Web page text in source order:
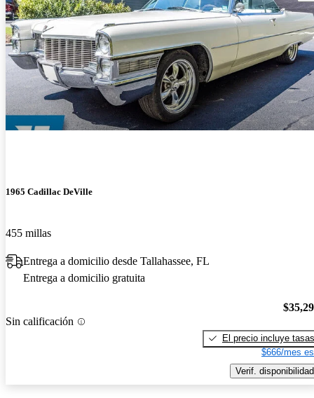
1965 Cadillac DeVille
455 millas
Entrega a domicilio desde Tallahassee, FL
Entrega a domicilio gratuita
Sin calificación
El precio incluye tasas
$666/mes
Verif. disponibilidad